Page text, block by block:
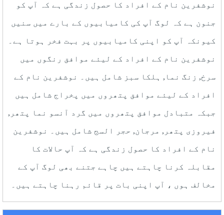
نوشفرین نام کے افراد کا حصول زندگی ہے کہ آپ کو
جنون ہے کہ لوگ آپ کی کامیابیوں کے بارے میں سنیں
کیونکہ آپ کو اپنی کامیابیوں پر بہت فخر ہوتا ہے۔
نوشفرین نام کے افراد کے لیئے موافق رنگوں میں
سرخ, زنگ نما, ہلکا سبز شامل ہیں۔ نوشفرین نام کے
افراد کے لیئے موافق پتھروں میں پخراج شامل ہیں
جبکہ متبادل موافق پتھروں میں گرد آنسو نما پتھر,
فیروزی پتھر, مرجان, حجر السج شامل ہیں۔ نوشفرین
نام کے افراد کا حصول زندگی ہے کہ آپ حالات کا
مقابلہ کرنا چاہتے ہیں چاہے جتنے بھی لوگ آپ کے
مخالف ہوں ، آپ اپنی بات پر قائم رہنا چاہتے ہیں۔